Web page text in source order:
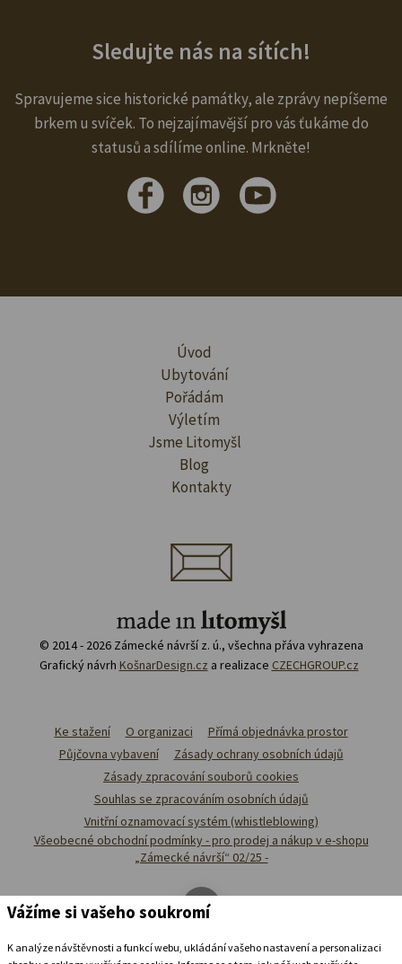
Sledujte nás na sítích!
Spravujeme sice historické památky, ale zprávy nepíšeme
brkem u svíček. To nejzajímavější pro vás ťukáme do
statusů a sdílíme online. Mrkněte!
Úvod
Ubytování
Pořádám
Výletím
Jsme Litomyšl
Blog
Kontakty
© 2014 - 2026 Zámecké návrší z. ú., všechna přáva vyhrazena
Grafický návrh KošnarDesign.cz a realizace CZECHGROUP.cz
Ke stažení O organizaci
Přímá objednávka prostor
Půjčovna vybavení
Zásady ochrany osobních údajů
Zásady zpracování souborů cookies
Souhlas se zpracováním osobních údajů
Vnitřní oznamovací systém (whistleblowing)
Všeobecné obchodní podmínky - pro prodej a nákup v e-shopu
„Zámecké návrší“ 02/25 -
Vážíme si vašeho soukromí
K analýze návštěvnosti a funkcí webu, ukládání vašeho nastavení a personalizaci